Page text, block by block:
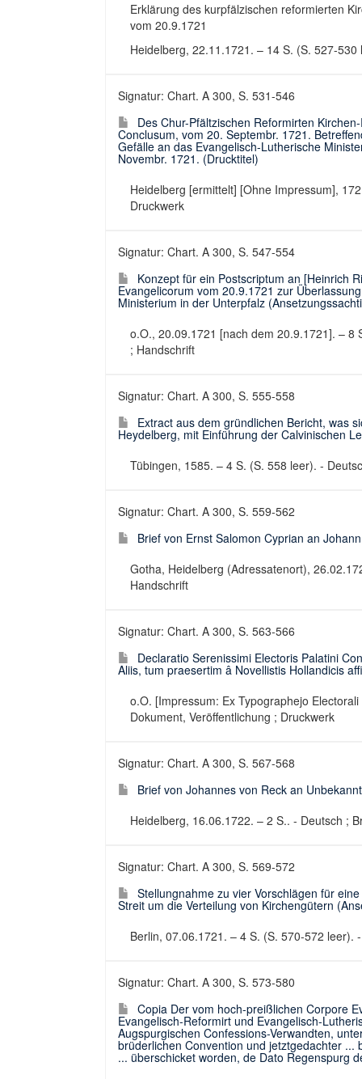
Erklärung des kurpfälzischen reformierten
vom 20.9.1721
Heidelberg, 22.11.1721. – 14 S. (S. 527-
Signatur: Chart. A 300, S. 531-546
Des Chur-Pfältzischen Reformirten
Conclusum, vom 20. Septembr. 1721.
Gefälle an das Evangelisch-Lutherische
Novembr. 1721. (Drucktitel)
Heidelberg [ermittelt] [Ohne Impressum],
Druckwerk
Signatur: Chart. A 300, S. 547-554
Konzept für ein Postscriptum an [Heinrich
Evangelicorum vom 20.9.1721 zur
Ministerium in der Unterpfalz
o.O., 20.09.1721 [nach dem 20.9.1721]. –
; Handschrift
Signatur: Chart. A 300, S. 555-558
Extract aus dem gründlichen Bericht, was
Heydelberg, mit Einführung der Calvinischen
Tübingen, 1585. – 4 S. (S. 558 leer). -
Signatur: Chart. A 300, S. 559-562
Brief von Ernst Salomon Cyprian an
Gotha, Heidelberg (Adressatenort),
Handschrift
Signatur: Chart. A 300, S. 563-566
Declaratio Serenissimi Electoris Palatini
Aliis, tum praesertim â Novellistis Hollandicis
o.O. [Impressum: Ex Typographejo
Dokument, Veröffentlichung ; Druckwerk
Signatur: Chart. A 300, S. 567-568
Brief von Johannes von Reck an
Heidelberg, 16.06.1722. – 2 S.. - Deutsch ;
Signatur: Chart. A 300, S. 569-572
Stellungnahme zu vier Vorschlägen für
Streit um die Verteilung von Kirchengütern
Berlin, 07.06.1721. – 4 S. (S. 570-572 leer).
Signatur: Chart. A 300, S. 573-580
Copia Der vom hoch-preißlichen Corpore
Evangelisch-Reformirt und Evangelisch-
Augspurgischen Confessions-Verwandten,
brüderlichen Convention und jetztgedachter
... überschicket worden, de Dato Regenspurg